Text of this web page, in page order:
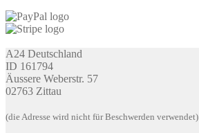
A24 Deutschland
ID 161794
Äussere Weberstr. 57
02763 Zittau
(die Adresse wird nicht für Beschwerden verwendet)